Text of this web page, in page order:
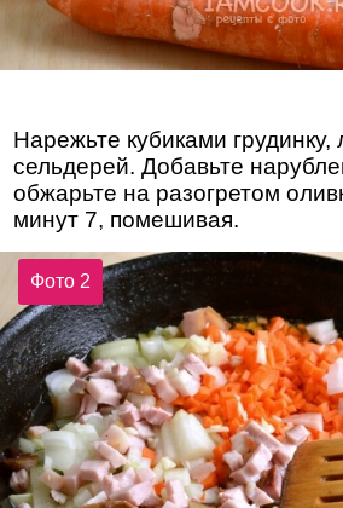
Нарежьте кубиками грудинку,
сельдерей. Добавьте
обжарьте на разогретом
минут 7, помешивая.
Фото 2